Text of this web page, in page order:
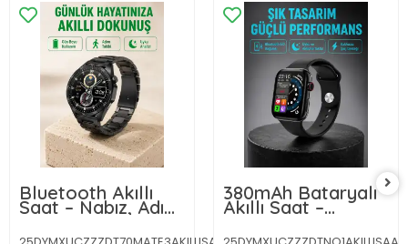
Bluetooth Akıllı
Saat – Nabız, Adım
Sayar, Uyku Takibi
ve Spor Modlarıyla
380mAh Bataryalı
Akıllı Saat –
Arama, Bildirim,
AOD Ekran ve